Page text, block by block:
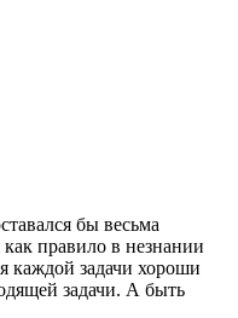
бы весьма
правило в незнании
каждой задачи хороши
задачи. А быть